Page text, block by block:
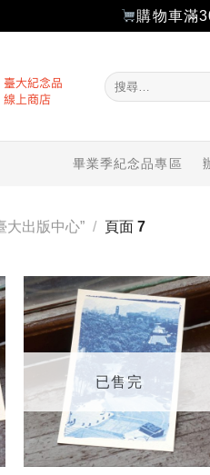
購物車滿
搜
尋
畢業季紀念品專區
大出版中心” / 頁面 7
加入
「願
望輕
已售完